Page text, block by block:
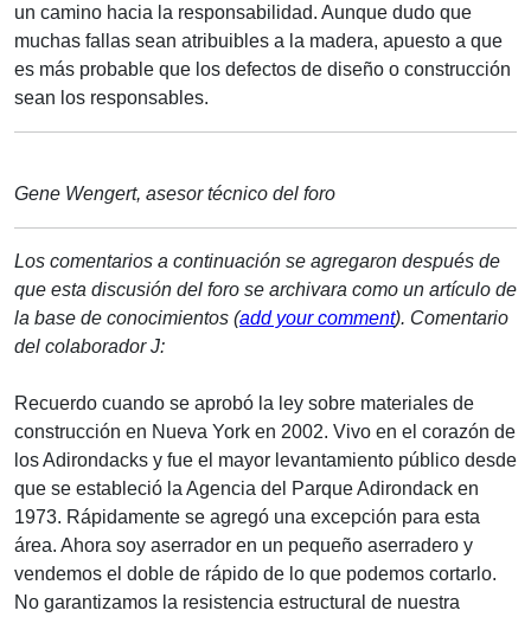
un camino hacia la responsabilidad. Aunque dudo que
muchas fallas sean atribuibles a la madera, apuesto a que
es más probable que los defectos de diseño o construcción
sean los responsables.
Gene Wengert, asesor técnico del foro
Los comentarios a continuación se agregaron después de
que esta discusión del foro se archivara como un artículo de
la base de conocimientos (add your comment). Comentario
del colaborador J:
Recuerdo cuando se aprobó la ley sobre materiales de
construcción en Nueva York en 2002. Vivo en el corazón de
los Adirondacks y fue el mayor levantamiento público desde
que se estableció la Agencia del Parque Adirondack en
1973. Rápidamente se agregó una excepción para esta
área. Ahora soy aserrador en un pequeño aserradero y
vendemos el doble de rápido de lo que podemos cortarlo.
No garantizamos la resistencia estructural de nuestra